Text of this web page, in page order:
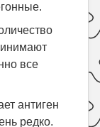
все
антиген
редко.